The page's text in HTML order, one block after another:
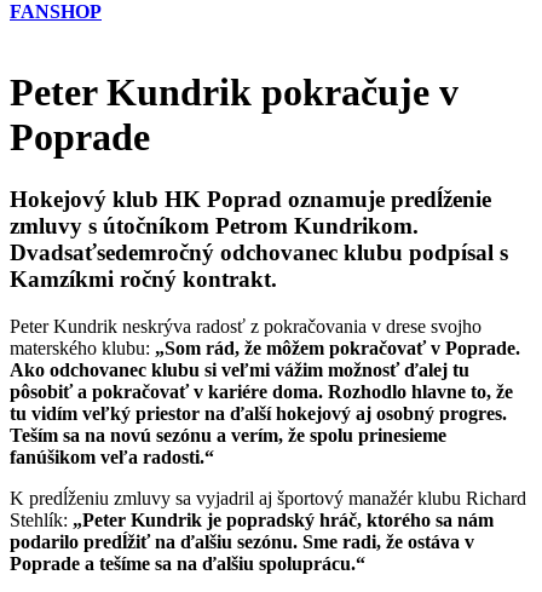
FANSHOP
Peter Kundrik pokračuje v
Poprade
Hokejový klub HK Poprad oznamuje predĺženie
zmluvy s útočníkom Petrom Kundrikom.
Dvadsaťsedemročný odchovanec klubu podpísal s
Kamzíkmi ročný kontrakt.
Peter Kundrik neskrýva radosť z pokračovania v drese svojho
materského klubu: „Som rád, že môžem pokračovať v Poprade.
Ako odchovanec klubu si veľmi vážim možnosť ďalej tu
pôsobiť a pokračovať v kariére doma. Rozhodlo hlavne to, že
tu vidím veľký priestor na ďalší hokejový aj osobný progres.
Teším sa na novú sezónu a verím, že spolu prinesieme
fanúšikom veľa radosti.“
K predĺženiu zmluvy sa vyjadril aj športový manažér klubu Richard
Stehlík: „Peter Kundrik je popradský hráč, ktorého sa nám
podarilo predĺžiť na ďalšiu sezónu. Sme radi, že ostáva v
Poprade a tešíme sa na ďalšiu spoluprácu.“